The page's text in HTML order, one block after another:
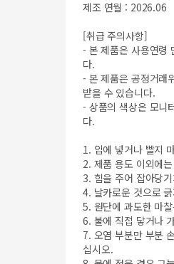
제조 연월 : 2026.06
[취급 주의사항]
- 본 제품은 사용연령
다.
- 본 제품은 공정거래
받을 수 있습니다.
- 상품의 색상은 모니
다.
1. 입에 넣거나 빨지
2. 제품 용도 이외에
3. 힘을 주어 잡아당
4. 날카로운 것으로
5. 원단에 과도한 마
6. 불에 직접 닿거나
7. 오염 부분만 부분
십시오.